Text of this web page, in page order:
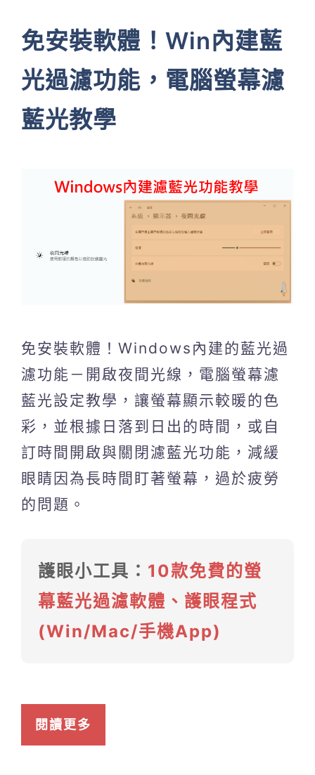
免安裝軟體！Win內建藍
光過濾功能，電腦螢幕濾
藍光教學
免安裝軟體！Windows內建的藍光過
濾功能－開啟夜間光線，電腦螢幕濾
藍光設定教學，讓螢幕顯示較暖的色
彩，並根據日落到日出的時間，或自
訂時間開啟與關閉濾藍光功能，減緩
眼睛因為長時間盯著螢幕，過於疲勞
的問題。
護眼小工具： 10款免費的螢
幕藍光過濾軟體、護眼程式
(Win/Mac/手機App)
閱讀更多